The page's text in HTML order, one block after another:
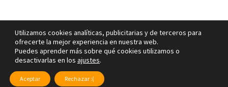
Utilizamos cookies analíticas, publicitarias y de terceros para
ofrecerte la mejor experiencia en nuestra web.
Puedes aprender más sobre qué cookies utilizamos o
desactivarlas en los ajustes.
Aceptar Rechazar :(